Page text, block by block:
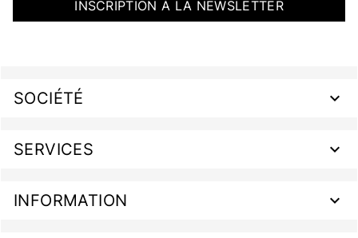
INSCRIPTION À LA NEWSLETTER
SOCIÉTÉ
SERVICES
INFORMATION